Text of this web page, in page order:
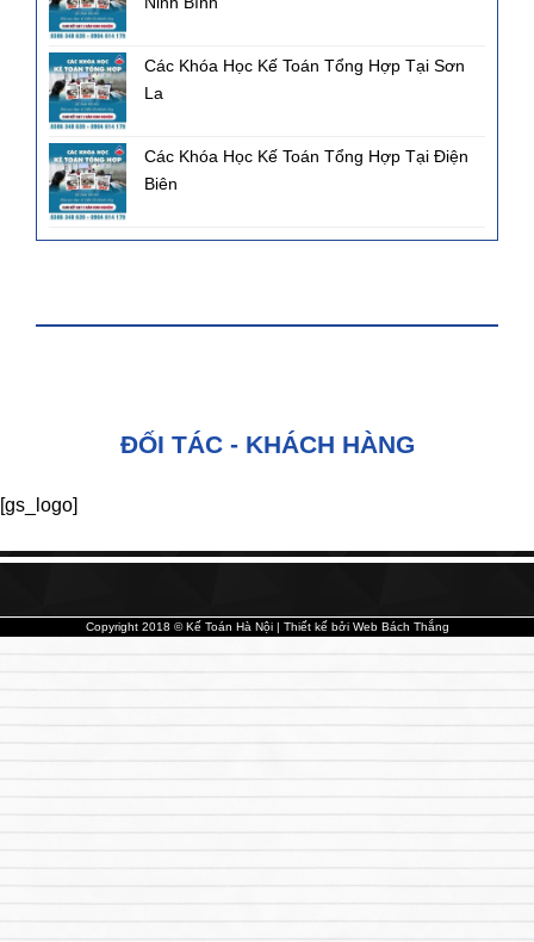
Các Khóa Học Kế Toán Tổng Hợp Tại Sơn
La
Các Khóa Học Kế Toán Tổng Hợp Tại Điện
Biên
ĐỐI TÁC - KHÁCH HÀNG
[gs_logo]
Copyright 2018 © Kế Toán Hà Nội | Thiết kế bởi Web Bách Thắng